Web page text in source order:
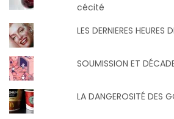
cécité
LES DERNIERES HEURES
SOUMISSION ET
LA DANGEROSITÉ DES